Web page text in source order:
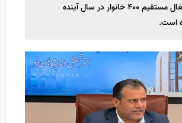
جهت ایجاد اشتغال مستقیم ۴۰۰ خانوار در سال آینده
است.